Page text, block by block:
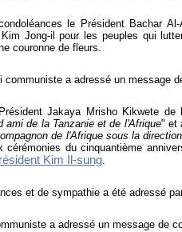
le Président Bachar
Jong-il pour les peuples qui
couronne de fleurs.
communiste a adressé un message
Jakaya Mrisho Kikwete
ami de la Tanzanie et de l'Afrique" et
de l'Afrique sous la
cérémonies du cinquantième
Kim Il-sung.
et de sympathie a été adressé
a adressé un message de